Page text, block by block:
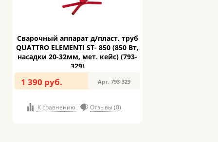
Сварочный аппарат д/пласт. труб
QUATTRO ELEMENTI ST- 850 (850 Вт,
насадки 20-32мм, мет. кейс) (793-
329)
1 390 руб. Арт. 793-329
К сравнению Отзывы (0)